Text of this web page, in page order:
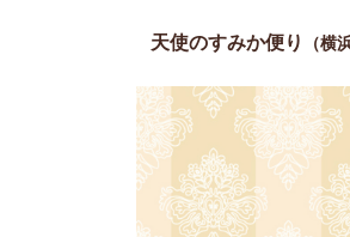
天使のすみか便り （横